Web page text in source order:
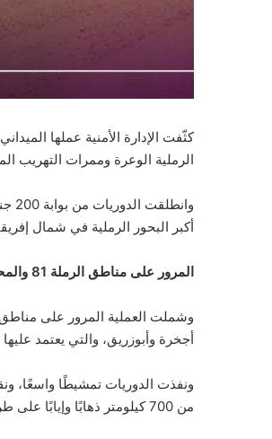
الرملية الوعرة وممرات التهريب
أكبر البحور الرملية في شمال
المرور على مناطق الرملة 81 والمحمصّات والبوستر وجبال عبد المالك
أجخرة وأبوزريق، والتي يعتمد
ونفذت الدوريات تمشيطًا واسعًا،
من 700 كيلومتر ذهابًا وإيابًا على طرق غير ممهّدة.